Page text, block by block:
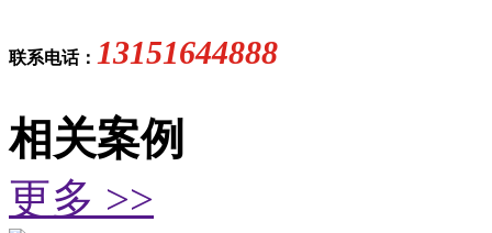
联系电话： 13151644888
相关案例
更多 >>